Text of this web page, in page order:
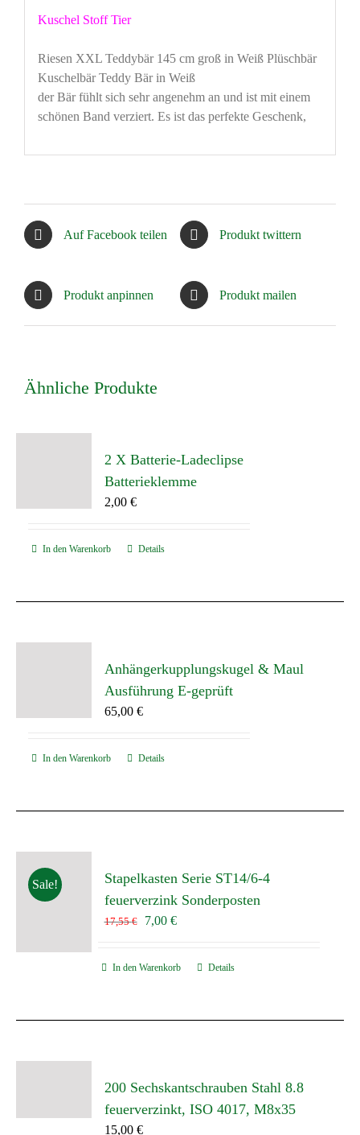
Kuschel Stoff Tier
Riesen XXL Teddybär 145 cm groß in Weiß Plüschbär
Kuschelbär Teddy Bär in Weiß
der Bär fühlt sich sehr angenehm an und ist mit einem
schönen Band verziert. Es ist das perfekte Geschenk,
Auf Facebook teilen Produkt twittern
Produkt anpinnen Produkt mailen
Ähnliche Produkte
2 X Batterie-Ladeclipse
Batterieklemme
2,00 €
In den Warenkorb Details
Anhängerkupplungskugel & Maul
Ausführung E-geprüft
65,00 €
In den Warenkorb Details
Sale!
Stapelkasten Serie ST14/6-4
feuerverzink Sonderposten
17,55€
Ursprünglicher
7,00 €Aktueller
In den Warenkorb Details
200 Sechskantschrauben Stahl 8.8
feuerverzinkt, ISO 4017, M8x35
15,00 €